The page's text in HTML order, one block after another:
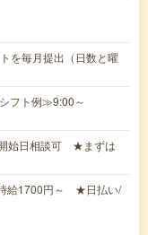
を毎月提出（日数と曜
フト例≫9:00～
開始日相談可 ★まずは
給1700円～ ★日払い/